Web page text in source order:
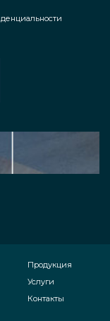
Продукция
Услуги
Контакты